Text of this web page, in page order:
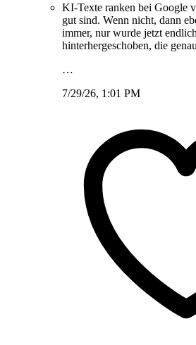
KI-Texte ranken bei Google
gut sind. Wenn nicht, dann
immer, nur wurde jetzt
hinterhergeschoben, die
…
7/29/26, 1:01 PM